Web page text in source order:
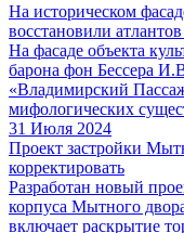
На историческом
восстановили
На фасаде объекта
барона фон Бессера
«Владимирский
мифологических
31 Июля 2024
Проект застройки
корректировать
Разработан новый
корпуса Мытного
включает раскрытие